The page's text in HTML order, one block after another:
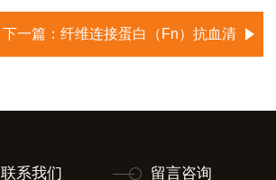
下一篇： 纤维连接蛋白（Fn）抗血清
联系我们 留言咨询